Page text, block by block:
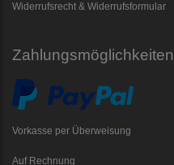
Widerrufsrecht & Widerrufsformular
Zahlungsmöglichkeiten
Vorkasse per Überweisung
Auf Rechnung